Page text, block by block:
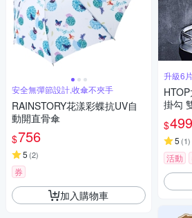
安全無彈節設計,收傘不夾手
RAINSTORY花漾彩蝶抗UV自
動開直骨傘
$756
5 (2)
券
加入購物車
升級6
掛勾 雙
架 透
$499
5 (1)
活動